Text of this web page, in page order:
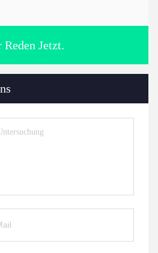
Reden Jetzt.